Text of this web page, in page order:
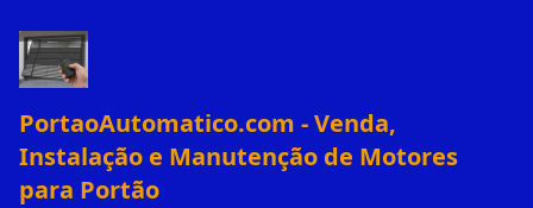
PortaoAutomatico.com - Venda,
Instalação e Manutenção de Motores
para Portão